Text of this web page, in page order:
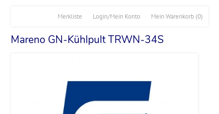
Mein Warenkorb (0)
Login/Mein Konto
Merkliste
Mareno GN-Kühlpult TRWN-34S